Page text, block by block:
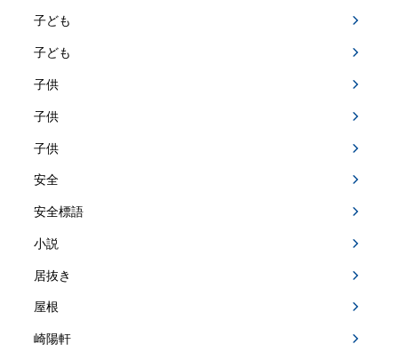
子ども
子ども
子供
子供
子供
安全
安全標語
小説
居抜き
屋根
崎陽軒